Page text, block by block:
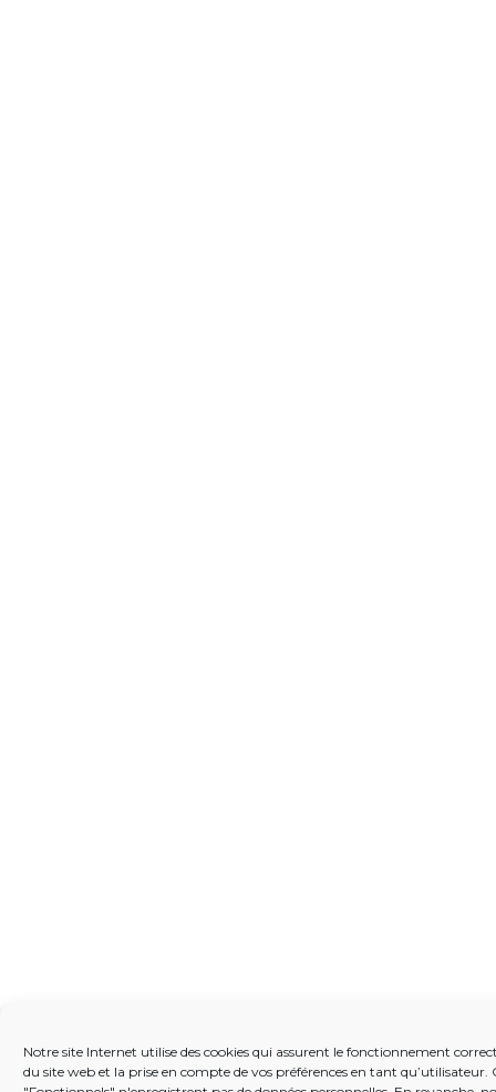
Notre site Internet utilise des cookies qui assurent le fonctionnement
du site web et la prise en compte de vos préférences en tant qu’utilisateur.